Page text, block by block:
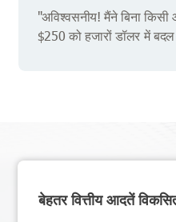
"अविश्वसनीय! मैंने बिना
$250 को हजारों डॉलर में
बेहतर वित्तीय आदतें